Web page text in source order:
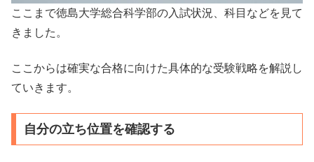
ここまで徳島大学総合科学部の入試状況、科目などを見て
きました。
ここからは確実な合格に向けた具体的な受験戦略を解説し
ていきます。
自分の立ち位置を確認する